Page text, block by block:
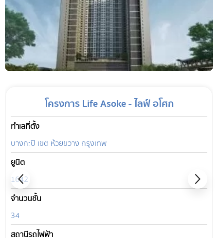
โครงการ Life Asoke - ไลฟ์ อโศก
ทำเลที่ตั้ง
บางกะปิ เขต ห้วยขวาง กรุงเทพ
ยูนิต
1642
จำนวนชั้น
34
สถานีรถไฟฟ้า